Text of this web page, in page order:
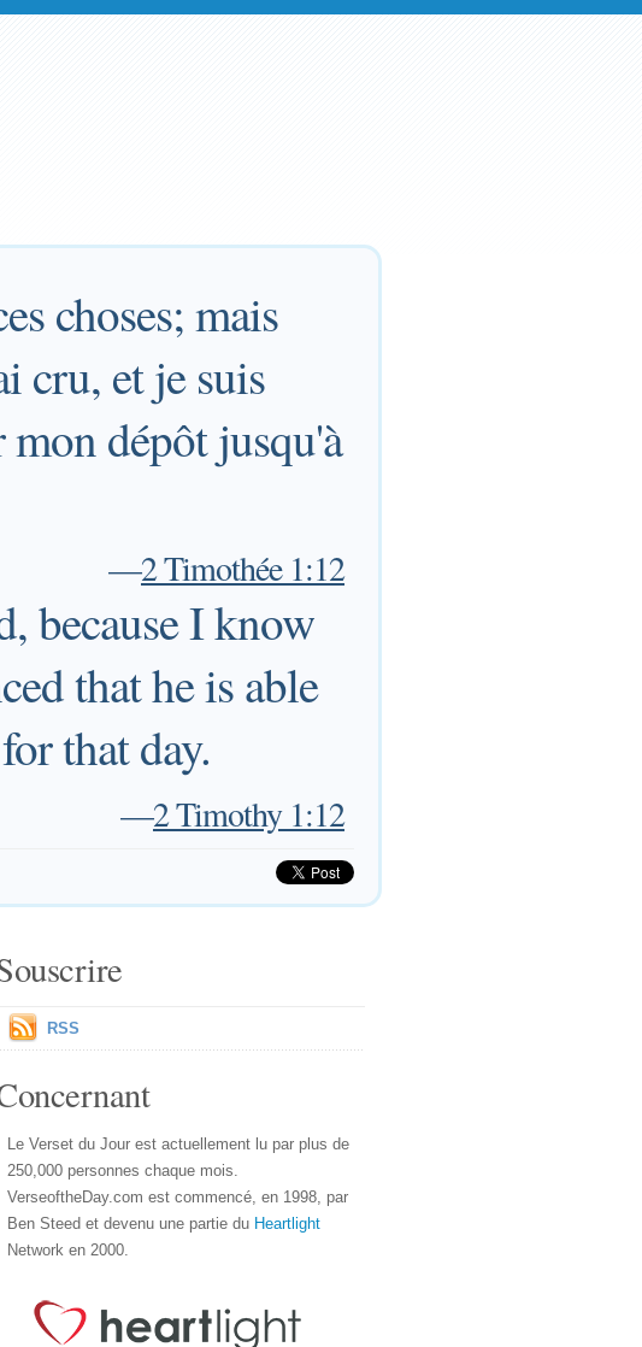
choses; mais
cru, et je suis
mon dépôt jusqu'à
—2 Timothée 1:12
because I know
that he is able
that day.
—2 Timothy 1:12
RSS
Le Verset du Jour est actuellement lu par plus de
250,000 personnes chaque mois.
VerseoftheDay.com est commencé, en 1998, par
Ben Steed et devenu une partie du Heartlight
Network en 2000.